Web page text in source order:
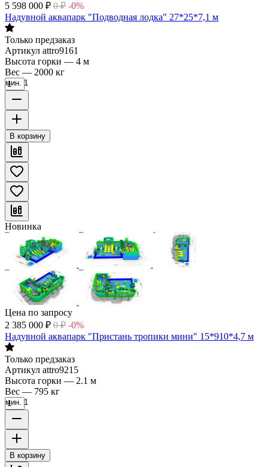
5 598 000 ₽ 0 ₽ -0%
Надувной аквапарк "Подводная лодка" 27*25*7,1 м
Только предзаказ
Артикул attro9161
Высота горки — 4 м
Вес — 2000 кг
мин. 1
В корзину
Новинка
Цена по запросу
2 385 000 ₽ 0 ₽ -0%
Надувной аквапарк "Пристань тропики мини" 15*910*4,7 м
Только предзаказ
Артикул attro9215
Высота горки — 2.1 м
Вес — 795 кг
мин. 1
В корзину